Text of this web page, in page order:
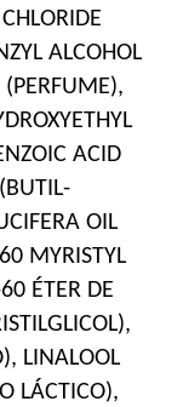
ALCOHOL
ACID
OIL
MYRISTYL
ÉTER DE
LINALOOL
LÁCTICO),